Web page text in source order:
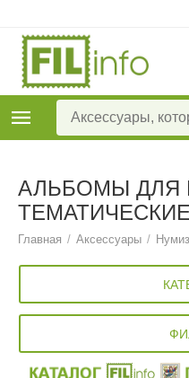
АЛЬБОМЫ ДЛЯ
ТЕМАТИЧЕСКИЕ
Главная / Аксессуары /